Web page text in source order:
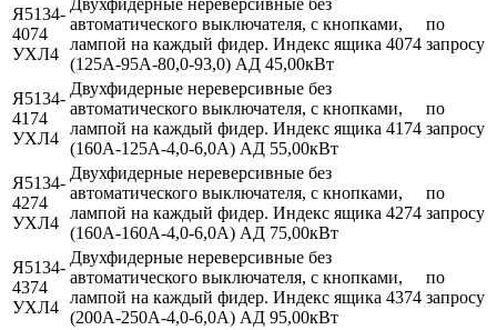
Я5134-
4074
УХЛ4
автоматического выключателя, с кнопками,
лампой на каждый фидер. Индекс ящика 4074
(125А-95А-80,0-93,0) АД 45,00кВт
по
запросу
Я5134-
4174
УХЛ4
Двухфидерные нереверсивные без
автоматического выключателя, с кнопками,
лампой на каждый фидер. Индекс ящика 4174
(160А-125А-4,0-6,0А) АД 55,00кВт
по
запросу
Я5134-
4274
УХЛ4
Двухфидерные нереверсивные без
автоматического выключателя, с кнопками,
лампой на каждый фидер. Индекс ящика 4274
(160А-160А-4,0-6,0А) АД 75,00кВт
по
запросу
Я5134-
4374
УХЛ4
Двухфидерные нереверсивные без
автоматического выключателя, с кнопками,
лампой на каждый фидер. Индекс ящика 4374
(200А-250А-4,0-6,0А) АД 95,00кВт
по
запросу